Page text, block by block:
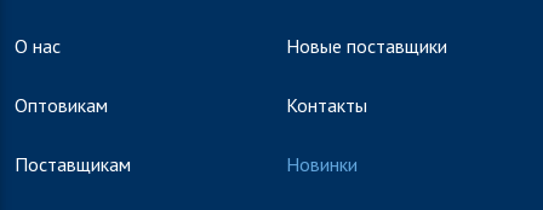
О нас
Оптовикам
Поставщикам
Новые поставщики
Контакты
Новинки